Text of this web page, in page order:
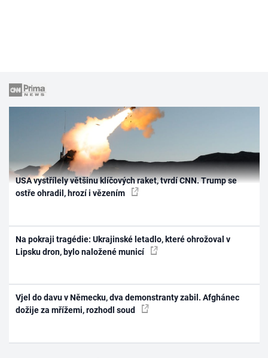
USA vystřílely většinu klíčových raket, tvrdí CNN. Trump se
ostře ohradil, hrozí i vězením
Na pokraji tragédie: Ukrajinské letadlo, které ohrožoval v
Lipsku dron, bylo naložené municí
Vjel do davu v Německu, dva demonstranty zabil. Afghánec
dožije za mřížemi, rozhodl soud